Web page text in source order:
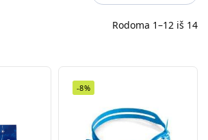
Rodoma 1–12 iš 14
-8%